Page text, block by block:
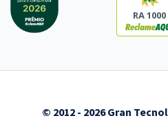
RA 1000
© 2012 - 2026 Gran